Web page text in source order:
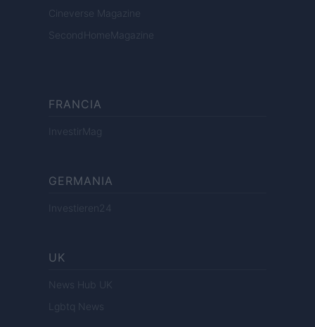
Cineverse Magazine
SecondHomeMagazine
FRANCIA
InvestirMag
GERMANIA
Investieren24
UK
News Hub UK
Lgbtq News